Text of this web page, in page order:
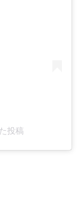
投稿